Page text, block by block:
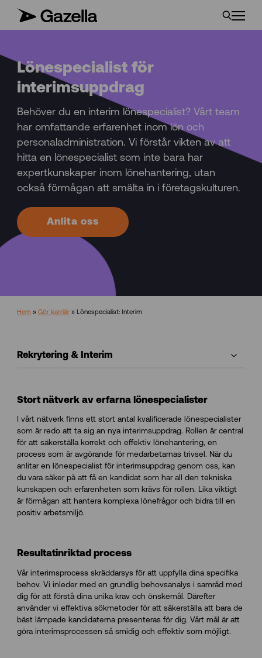
Lönespecialist för
interimsuppdrag
Behöver du en interim lönespecialist? Vårt team
har omfattande erfarenhet inom lön och
personaladministration. Vi förstår vikten av att
hitta en lönespecialist som inte bara har
expertkunskaper inom lönehantering, utan
också förmågan att smälta in i företagskulturen.
Anlita oss
Hem » Gör karriär» Lönespecialist: Interim
Rekrytering & Interim
Stort nätverk av erfarna lönespecialister
I vårt nätverk finns ett stort antal kvalificerade lönespecialister
som är redo att ta sig an nya interimsuppdrag. Rollen är central
för att säkerställa korrekt och effektiv lönehantering, en
process som är avgörande för medarbetarnas trivsel. När du
anlitar en lönespecialist för interimsuppdrag genom oss, kan
du vara säker på att få en kandidat som har all den tekniska
kunskapen och erfarenheten som krävs för rollen. Lika viktigt
är förmågan att hantera komplexa lönefrågor och bidra till en
positiv arbetsmiljö.
Resultatinriktad process
Vår interimsprocess skräddarsys för att uppfylla dina specifika
behov. Vi inleder med en grundlig behovsanalys i samråd med
dig för att förstå dina unika krav och önskemål. Därefter
använder vi effektiva sökmetoder för att säkerställa att bara de
bäst lämpade kandidaterna presenteras för dig. Vårt mål är att
göra interimsprocessen så smidig och effektiv som möjligt.